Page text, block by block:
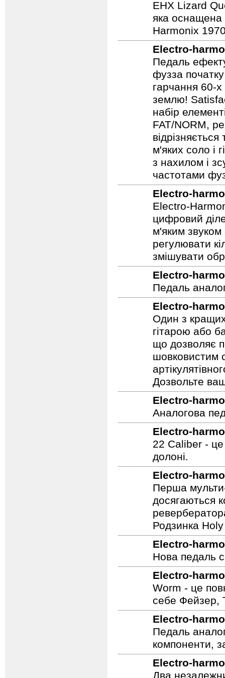
EHX Lizard
яка оснащена
Harmonix
Electro-
Педаль
фузза
гарчання 60-
землю!
набір
FAT/NORM,
м'яких соло і
з нахилом і
частотами
Electro-
Electro-
цифровий
м'яким
регулювати
змішувати
Electro-
Педаль
Electro-
Один з
гітарою або
що дозволяє
шовковистим
Дозвольте
Electro-
Аналогова
Electro-
22 Caliber - це
долоні.
Electro-
Перша
досягаються
Родзинка
Electro-
Нова педаль
Electro-
Worm - це
себе Фейзер,
Electro-
Педаль
компоненти,
Electro-